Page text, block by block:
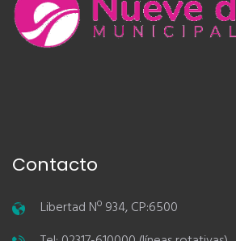
Contacto
Libertad Nº 934, CP:6500